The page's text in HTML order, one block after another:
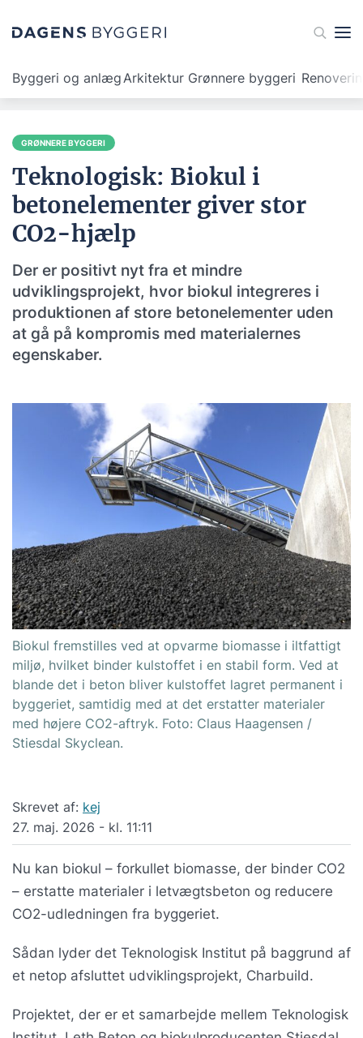
Byggeri og anlægArkitektur Grønnere byggeri
GRØNNERE BYGGERI
Teknologisk: Biokul i
betonelementer giver stor
CO2-hjælp
Der er positivt nyt fra et mindre
udviklingsprojekt, hvor biokul integreres i
produktionen af store betonelementer uden
at gå på kompromis med materialernes
egenskaber.
Biokul fremstilles ved at opvarme biomasse i iltfattigt
miljø, hvilket binder kulstoffet i en stabil form. Ved at
blande det i beton bliver kulstoffet lagret permanent i
byggeriet, samtidig med at det erstatter materialer
med højere CO2-aftryk. Foto: Claus Haagensen /
Stiesdal Skyclean.
Skrevet af: kej
27. maj. 2026 - kl. 11:11
Nu kan biokul – forkullet biomasse, der binder CO2
– erstatte materialer i letvægtsbeton og reducere
CO2-udledningen fra byggeriet.
Sådan lyder det Teknologisk Institut på baggrund af
et netop afsluttet udviklingsprojekt, Charbuild.
Projektet, der er et samarbejde mellem Teknologisk